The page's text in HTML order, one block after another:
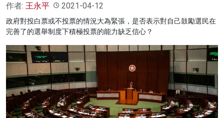
作者: 王永平 2021-04-12
政府對投白票或不投票的情況大為緊張，是否表示對自己鼓勵選民在
完善了的選舉制度下積極投票的能力缺乏信心？